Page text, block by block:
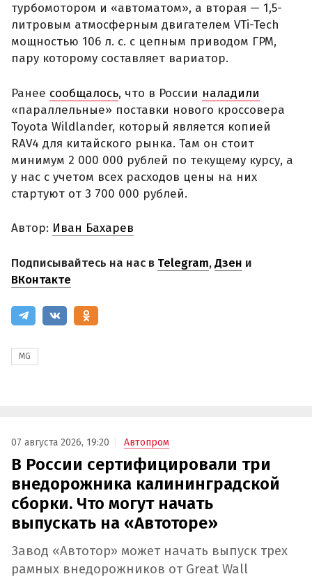
турбомотором и «автоматом», а вторая — 1,5-
литровым атмосферным двигателем VTi-Tech
мощностью 106 л. с. с цепным приводом ГРМ,
пару которому составляет вариатор.
Ранее сообщалось, что в России наладили
«параллельные» поставки нового кроссовера
Toyota Wildlander, который является копией
RAV4 для китайского рынка. Там он стоит
минимум 2 000 000 рублей по текущему курсу, а
у нас с учетом всех расходов цены на них
стартуют от 3 700 000 рублей.
Автор: Иван Бахарев
Подписывайтесь на нас в Telegram,Дзен и
ВКонтакте
MG
07 августа 2026, 19:20 Автопром
В России сертифицировали три
внедорожника калининградской
сборки. Что могут начать
выпускать на «Автоторе»
Завод «Автотор» может начать выпуск трех
рамных внедорожников от Great Wall